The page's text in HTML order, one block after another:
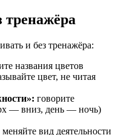
тренажёра
и без тренажёра:
названия цветов
цвет, не читая
говорите
— вниз, день — ночь)
вид деятельности